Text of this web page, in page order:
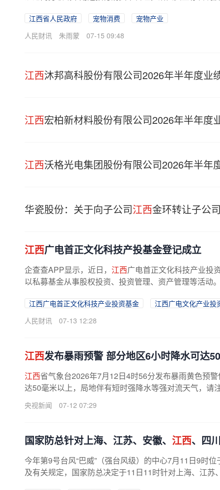
江西省人民政府 宠物消费
宠物产业
人民财讯
朱雨蒙 07-15 09:48
江西沐邦高科股份有限公司2026年半年度业
江西宏柏新材料股份有限公司2026年半年度
江西沃格光电集团股份有限公司2026年半年
华瓷股份：关于向子公司江西金环转让子公
江西广电首正文化科技产投基金登记成立
企查查APP显示，近日， 江西广电首正文化科技产业投
以私募基金从事股权投资、投资管理、资产管理等活动
江西广电首正文化科技产业投资基金
江西广电文化产业投
人民财讯
07-13 12:28
江西发布暴雨预警 部分地区6小时降水可达
江西省气象台2026年7月12日4时56分发布暴雨黄色预
达50毫米以上，局地伴有短时强降水等强对流天气，
央视新闻 07-12 07:29
国家防总针对上海、江苏、安徽、 江西、四
今年第9号台风“巴威”（强台风级）的中心7月11日9时
及有关规定，国家防总决定于11日11时针对上海、江苏